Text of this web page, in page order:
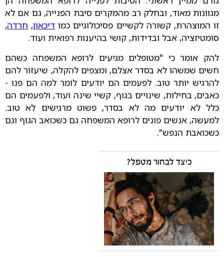
מגוונות מאוד, ובחלק רב מהמקרים סיבת הפנייה, גם אם לא
זו המוצהרת, קשורה לקשיים פסיכולוגיים כמו דיכאון, חרדה,
סומטיזציה, אבל ובדידות, קושי בהיענות רפואית ועוד.
להק אומר כי "מטופלים מגיעים לרופא המשפחה כשהם
חשים שמשהו לא בסדר אצלם, ומצפים להקלה, שיעזור להם
להרגיש יותר טוב. לפעמים הם יודעים לומר למה הם פנו -
כאבים, בחילות, שינויים בגוף, קשיי שינה ועוד, ולפעמים הם
כלל לא יודעים מה לא בסדר, פשוט מרגישים לא טוב.
למעשה, אנשים פונים לרופא המשפחה גם כשכואב הגוף וגם
כשכואבת הנפש".
כיצד לבחור מטפל?